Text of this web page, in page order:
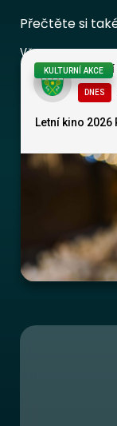
Přečtěte si
Vše
Obecní
DNES
Letní kino
KULTURNÍ AKCE